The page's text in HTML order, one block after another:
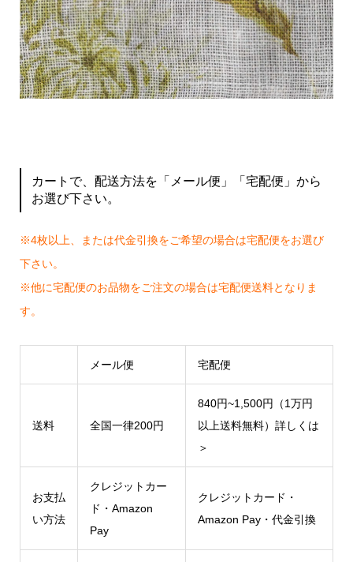
カートで、配送方法を「メール便」「宅配便」から
お選び下さい。
※4枚以上、または代金引換をご希望の場合は宅配便をお選び
下さい。
※他に宅配便のお品物をご注文の場合は宅配便送料となりま
す。
メール便 宅配便
送料 全国一律200円
840円~1,500円（1万円
以上送料無料） 詳しくは
＞
お支払
い方法
クレジットカー
ド・Amazon
Pay
クレジットカード・
Amazon Pay・代金引換